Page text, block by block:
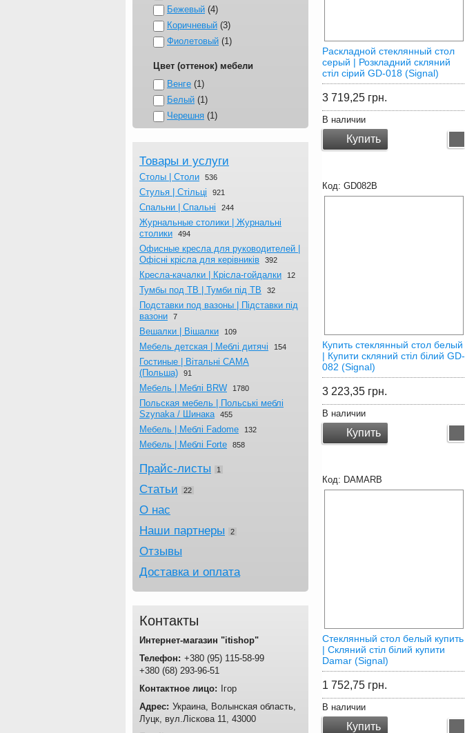
Бежевый 4
Коричневый 3
Фиолетовый 1
Цвет (оттенок) мебели
Венге 1
Белый 1
Черешня 1
Товары и услуги
Столы | Столи 536
Стулья | Стільці 921
Спальни | Спальні 244
Журнальныe столики | Журнальні
столики
494
Офисные кресла для руководителей |
Офісні крісла для керівників
392
Кресла-качалки | Крісла-гойдалки 12
Тумбы под ТВ | Тумби під ТВ 32
Подставки под вазоны | Підставки під
вазони
7
Вешалки | Вішалки 109
Мебель детская | Меблі дитячі 154
Гостиные | Вітальні CAMA
(Польша)
91
Мебель | Меблі BRW 1780
Польская мебель | Польські меблі
Szynaka / Шинака
455
Мебель | Меблі Fadome 132
Мебель | Меблі Forte 858
Прайс-листы 1
Статьи 22
О нас
Наши партнеры
2
Отзывы
Доставка и оплата
Контакты
Интернет-магазин "itishop"
+380 95 115-58-99
+380 68 293-96-51
Ігор
Украина Волынская область
Луцк вул.Ліскова 11 43000
Раскладной стеклянный стол
серый | Розкладний скляний
стіл сірий GD-018 (Signal)
3 719,25 грн.
В наличии
Купить
GD082B
Купить стеклянный стол белый
| Купити скляний стіл білий GD-
082 (Signal)
3 223,35 грн.
В наличии
Купить
DAMARB
Стеклянный стол белый купить
| Скляний стіл білий купити
Damar (Signal)
1 752,75 грн.
В наличии
Купить